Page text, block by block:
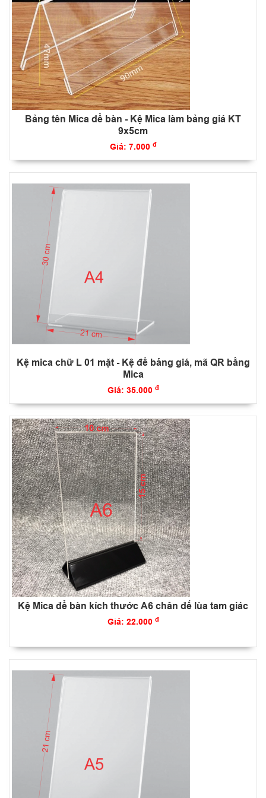
Bảng tên Mica để bàn - Kệ Mica làm bảng giá KT
9x5cm
Giá: 7.000 đ
Kệ mica chữ L 01 mặt - Kệ để bảng giá, mã QR bằng
Mica
Giá: 35.000 đ
Kệ Mica để bàn kích thước A6 chân đế lùa tam giác
Giá: 22.000 đ